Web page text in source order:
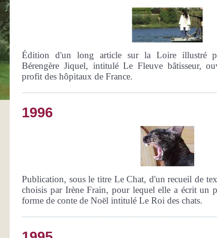
Édition d'un long article sur la Loire illustré
Bérengère Jiquel, intitulé Le Fleuve bâtisseur,
profit des hôpitaux de France.
1996
Publication, sous le titre Le Chat, d'un recueil de
choisis par Irène Frain, pour lequel elle a écrit un
forme de conte de Noël intitulé Le Roi des chats.